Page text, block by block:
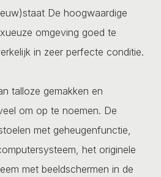
De hoogwaardige
omgeving goed te
in zeer perfecte conditie.
talloze gemakken en
om op te noemen. De
met geheugenfunctie,
het originele
met beeldschermen in de